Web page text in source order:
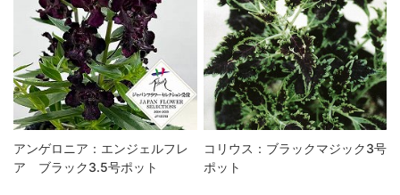
アンゲロニア：エンジェルフレ
ア ブラック3.5号ポット
コリウス：ブラックマジック3号
ポット